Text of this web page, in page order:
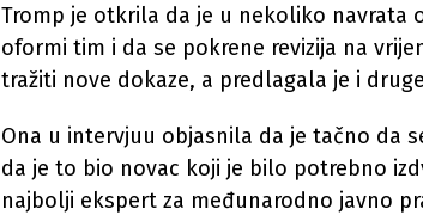
Tromp je otkrila da je u nekoliko navrata
oformi tim i da se pokrene revizija na
tražiti nove dokaze, a predlagala je i
Ona u intervjuu objasnila da je tačno da
da je to bio novac koji je bilo potrebno
najbolji ekspert za međunarodno javno